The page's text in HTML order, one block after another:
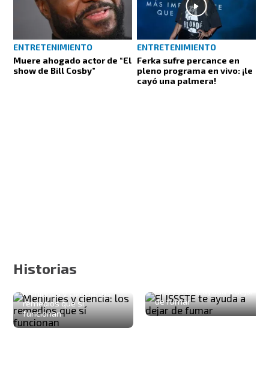
ENTRETENIMIENTO
Muere ahogado actor de “El
show de Bill Cosby”
ENTRETENIMIENTO
Ferka sufre percance en
pleno programa en vivo: ¡le
cayó una palmera!
Historias
Menjurjes y ciencia: los
remedios que sí
funcionan
de fumar